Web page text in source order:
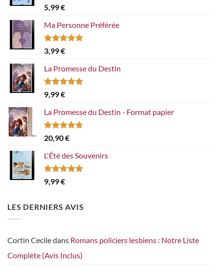
Note5.00
sur 5
5,99€
Ma Personne Préférée
Note5.00
sur 5
3,99€
La Promesse du Destin
Note5.00
sur 5
9,99€
La Promesse du Destin - Format papier
Note4.67
sur 5
20,90€
L'Été des Souvenirs
Note5.00
sur 5
9,99€
LES DERNIERS AVIS
Cortin Ceciledans Romans policiers lesbiens : Notre Liste
Complète (Avis Inclus)